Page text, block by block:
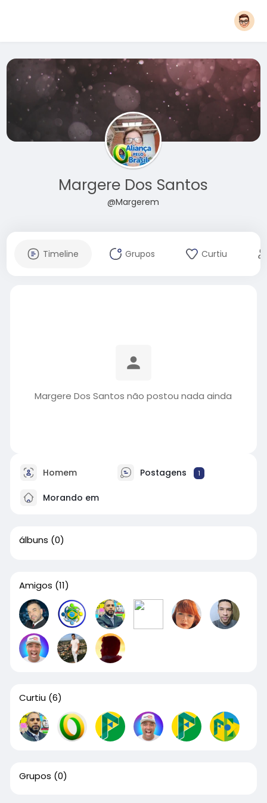
Margere Dos Santos
@Margerem
Timeline Grupos Curtiu
Margere Dos Santos não postou nada ainda
Homem Postagens 1
Morando em
álbuns (0)
Amigos (11)
Curtiu (6)
Grupos (0)